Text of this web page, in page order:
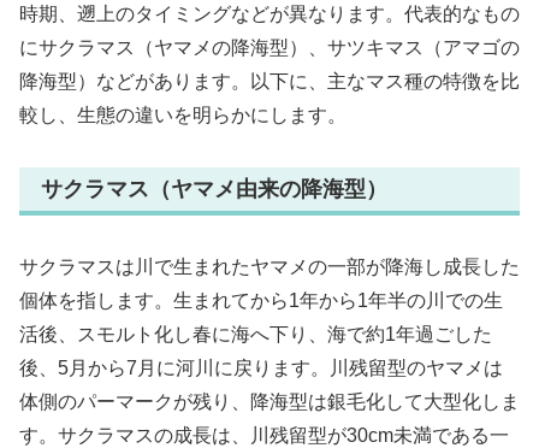
時期、遡上のタイミングなどが異なります。代表的なもの
にサクラマス（ヤマメの降海型）、サツキマス（アマゴの
降海型）などがあります。以下に、主なマス種の特徴を比
較し、生態の違いを明らかにします。
サクラマス（ヤマメ由来の降海型）
サクラマスは川で生まれたヤマメの一部が降海し成長した
個体を指します。生まれてから1年から1年半の川での生
活後、スモルト化し春に海へ下り、海で約1年過ごした
後、5月から7月に河川に戻ります。川残留型のヤマメは
体側のパーマークが残り、降海型は銀毛化して大型化しま
す。サクラマスの成長は、川残留型が30cm未満である一